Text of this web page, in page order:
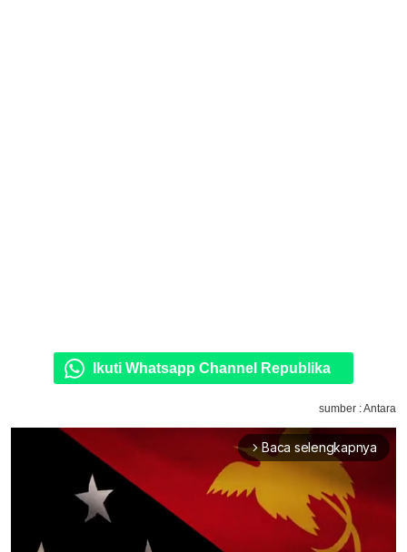
Ikuti Whatsapp Channel Republika
sumber : Antara
arrow_forward_ios Baca selengkapnya